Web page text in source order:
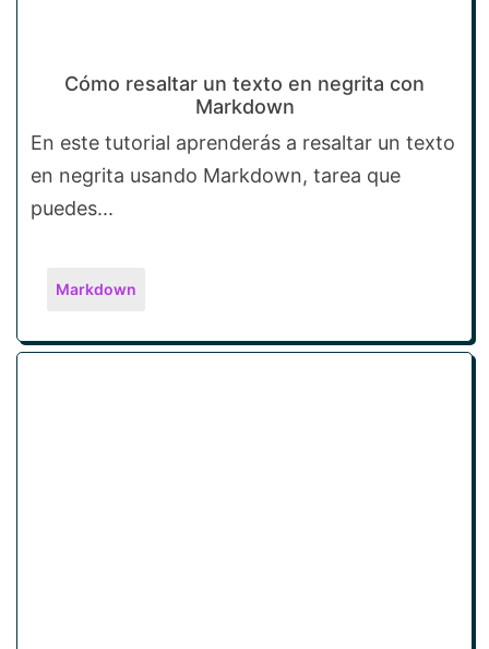
Cómo resaltar un texto en negrita con
Markdown
En este tutorial aprenderás a resaltar un texto
en negrita usando Markdown, tarea que
puedes...
Markdown